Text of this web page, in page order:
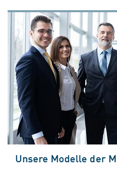
Unsere Modelle der